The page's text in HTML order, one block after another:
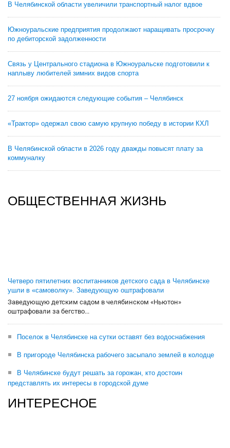
В Челябинской области увеличили транспортный налог вдвое
Южноуральские предприятия продолжают наращивать просрочку
по дебиторской задолженности
Связь у Центрального стадиона в Южноуральске подготовили к
наплыву любителей зимних видов спорта
27 ноября ожидаются следующие события – Челябинск
«Трактор» одержал свою самую крупную победу в истории КХЛ
В Челябинской области в 2026 году дважды повысят плату за
коммуналку
ОБЩЕСТВЕННАЯ ЖИЗНЬ
Четверо пятилетних воспитанников детского сада в Челябинске
ушли в «самоволку». Заведующую оштрафовали
Заведующую детским садом в челябинском «Ньютон»
оштрафовали за бегство...
Поселок в Челябинске на сутки оставят без водоснабжения
В пригороде Челябинска рабочего засыпало землей в колодце
В Челябинске будут решать за горожан, кто достоин
представлять их интересы в городской думе
ИНТЕРЕСНОЕ